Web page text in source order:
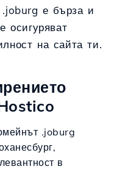
.joburg е бърза и
осигуряват
на сайта ти.
.joburg
в